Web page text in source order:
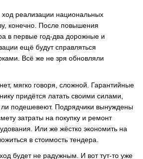
реализации национальных
конечно. После повышения
в первые год-два дорожные и
ещё будут справляться
Всё же не зря обновляли
мягко говоря, сложной. Гарантийные
придётся латать своими силами,
подешевеют. Подрядчики вынуждены
затраты на покупку и ремонт
Или же жёстко экономить на
в стоимость тендера.
будет не радужным. И вот тут-то уже